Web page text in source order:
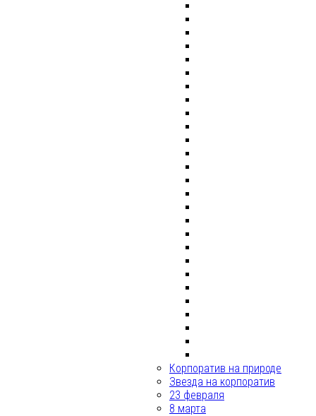
Корпоратив на природе
Звезда на корпоратив
23 февраля
8 марта